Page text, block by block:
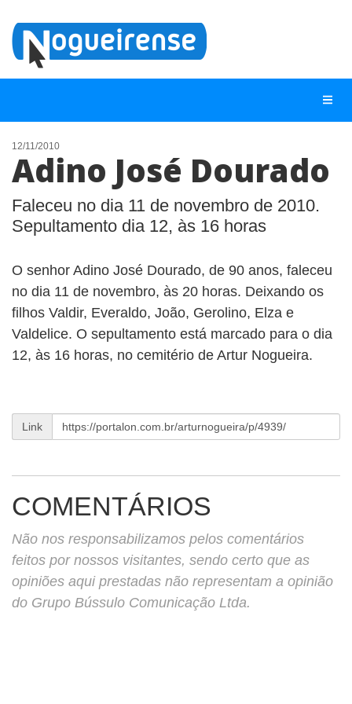
NOTÍCIAS
LISTA DIGITAL
TELEFONES ÚTEIS
CONTATO
ANUNCIE
BUSCAR
12/11/2010
Adino José Dourado
Faleceu no dia 11 de novembro de 2010.
Sepultamento dia 12, às 16 horas
O senhor Adino José Dourado, de 90 anos, faleceu
no dia 11 de novembro, às 20 horas. Deixando os
filhos Valdir, Everaldo, João, Gerolino, Elza e
Valdelice. O sepultamento está marcado para o dia
12, às 16 horas, no cemitério de Artur Nogueira.
Link
COMENTÁRIOS
Não nos responsabilizamos pelos comentários
feitos por nossos visitantes, sendo certo que as
opiniões aqui prestadas não representam a opinião
do Grupo Bússulo Comunicação Ltda.